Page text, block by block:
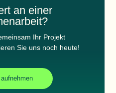
an einer
Ihr Projekt
Sie uns noch heute!